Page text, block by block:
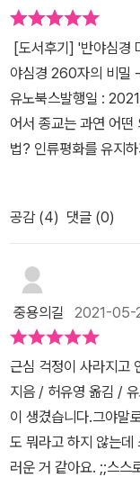
ared깊이 들어가면 ‘공
처의 본래 뜻이 아님을
재하지 않는다는 것도
에 따라 생겨나고 사
생에서 승패를 목적으
되고, 우리가 성공하는
들어 내는 현실은 놀
것이다. 또 평정심을
행이 되고, 도박은 우
될 것이다.사람이 어
오로지 ‘생겨남’에만
죽음 앞에서 죽기를 거
주 오랜 세월이 지난 뒤
는 물종이 사라져도 지
라지지만, 그래도 은
겠지만 우주는 여전히
허공은 존재할 것이다.
없고 사라짐도 없는
등장하는 반야란 지혜
지혜가 아닌 속세를 벗
버리고 번뇌를 떨쳐
생각하는 개의 습성은
을 즐기고오가는 이들
버리고 번뇌를 떨친 불
까.외지인을 경계하고
를 위해 배를 뒤집진
을 떠났지만,따뜻한 경
는 좋진 않은 뜻이다.
습관이자 버릇인데 버
벗어나는 경험을 그 답
키는 어려웠지만 이해
였는데왜 굳이 자살했
의 이름이면서그녀의
살한 누구라는 그 형용
경험은 습기를 지워본
[도서후기] '반야심경
야심경 260자의 비
유노북스발행일 :
어서 종교는 과연 어
법? 인류평화를 유지
사냥으로 상징되는 중
식민지 쟁탈전, 테러리
행 등 종교인이나 그
기능의 폐해가 너무나
을 보면 남을 미워하
있음에도 왜 그런 일
해석을 다르게 하고 그
득한 기득권을 유지하
살고 있는 지구상에는
교, 이슬람교, 힌두교,
보통 일신교(기독교,이
류법에 따름 불교는 어
공감 (4) 댓글 (0)
중용의길 2021-05-
근심 걱정이 사라지고
지음 / 허유영 옮김 /
이 생겼습니다.그야말
도 뭐라고 하지 않는데
러운 거 같아요. ;;스스